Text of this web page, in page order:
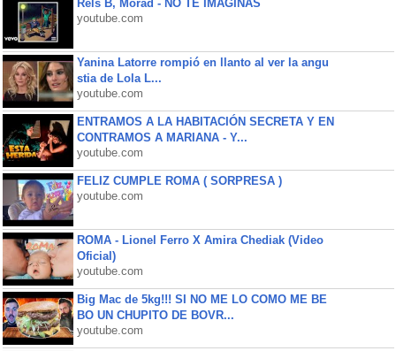
Rels B, Morad - NO TE IMAGINAS
youtube.com
Yanina Latorre rompió en llanto al ver la angu
stia de Lola L...
youtube.com
ENTRAMOS A LA HABITACIÓN SECRETA Y EN
CONTRAMOS A MARIANA - Y...
youtube.com
FELIZ CUMPLE ROMA ( SORPRESA )
youtube.com
ROMA - Lionel Ferro X Amira Chediak (Video
Oficial)
youtube.com
Big Mac de 5kg!!! SI NO ME LO COMO ME BE
BO UN CHUPITO DE BOVR...
youtube.com